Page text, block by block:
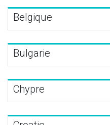
Belgique
Bulgarie
Chypre